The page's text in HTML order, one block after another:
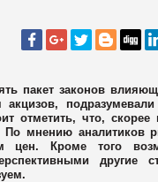
пакет законов
отметить, что, скорее
По мнению аналитиков
цен. Кроме того
другие